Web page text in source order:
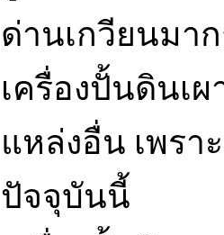
ด่านเกวียนมา
เครื่องปั้นดินเผ
แหล่งอื่น เพราะ
ปัจจุบันนี้